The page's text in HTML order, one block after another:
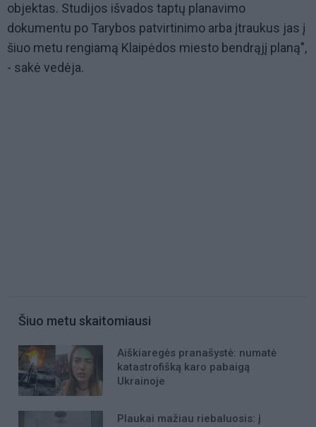
objektas. Studijos išvados taptų planavimo
dokumentu po Tarybos patvirtinimo arba įtraukus jas į
šiuo metu rengiamą Klaipėdos miesto bendrąjį planą",
- sakė vedėja.
Šiuo metu skaitomiausi
Aiškiaregės pranašystė: numatė
katastrofišką karo pabaigą
Ukrainoje
Plaukai mažiau riebaluosis: į